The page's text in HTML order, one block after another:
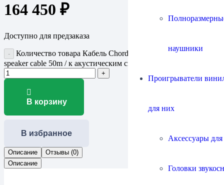
наушники
Проигрыватели
для них
Аксессуары
Головки
164 450 ₽
Доступно для предзаказа
Количество товара Кабель Chord Company RumourX
speaker cable 50m / к акустическим системам
В корзину
В избранное
Описание
Отзывы (0)
Описание